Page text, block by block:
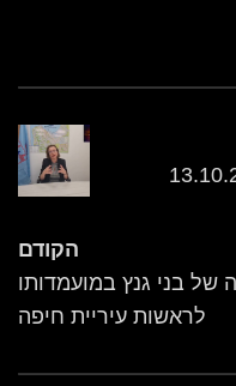
הקודם
של בני גנץ במועמדותו
לראשות עיריית חיפה